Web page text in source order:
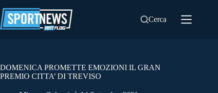
al
contenuto
Cerca
DOMENICA PROMETTE EMOZIONI IL GRAN
PREMIO CITTA’ DI TREVISO